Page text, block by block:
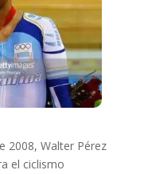
2008, Walter Pérez
el ciclismo